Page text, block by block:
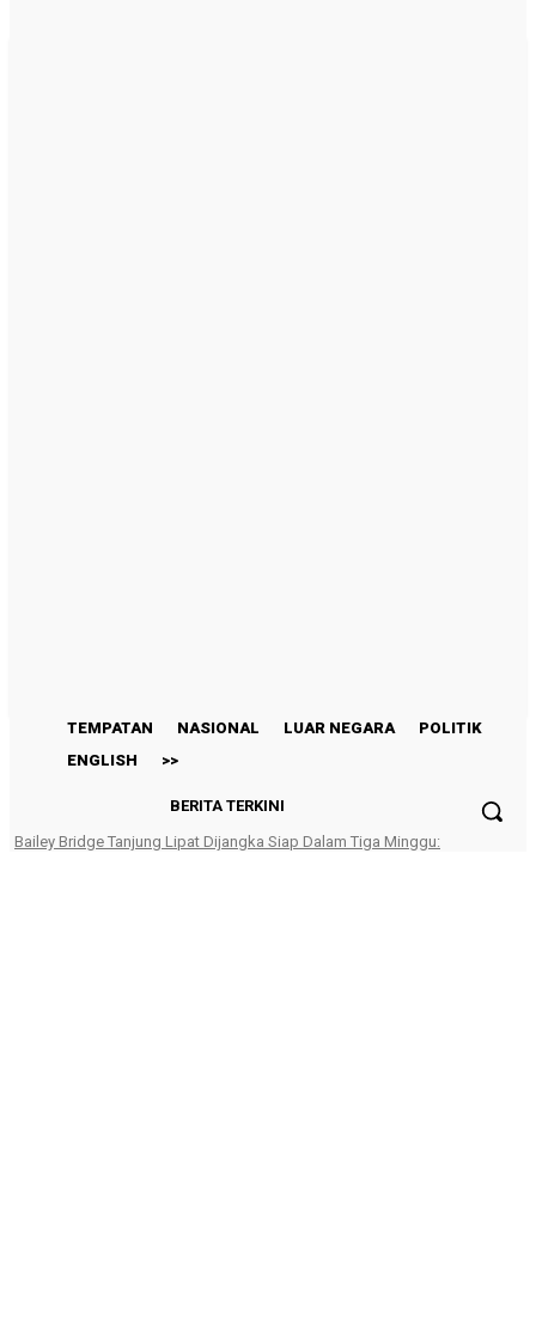
TEMPATAN NASIONAL LUAR NEGARA
POLITIK
ENGLISH
>>
BERITA TERKINI
Bailey Bridge Tanjung Lipat Dijangka Siap Dalam Tiga Minggu: